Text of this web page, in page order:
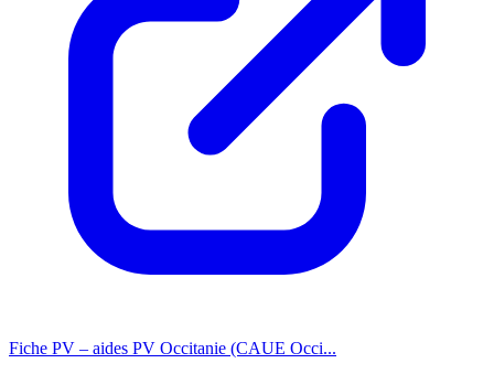
Fiche PV – aides PV Occitanie (CAUE Occi...